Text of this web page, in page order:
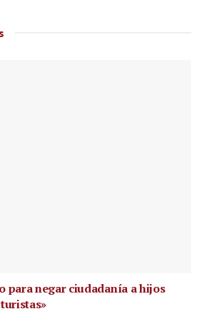
para negar ciudadanía a hijos